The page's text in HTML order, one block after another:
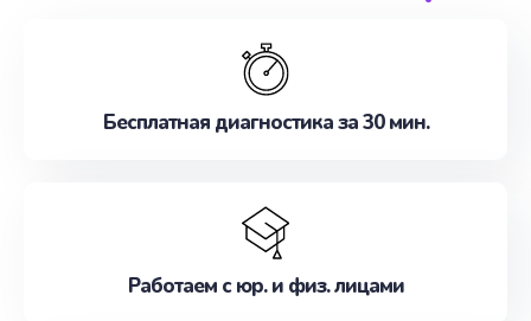
наилучшим образом. Не медлите записаться на
Бесплатная диагностика за 30 мин.
Работаем с юр. и физ. лицами